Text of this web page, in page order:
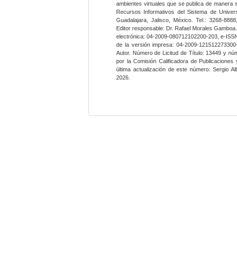
ambientes virtuales que se publica de
Recursos Informativos del Sistema de
Guadalajara, Jalisco, México. Tel.: 3268-
Editor responsable: Dr. Rafael Morales
electrónica: 04-2009-080712102200-203, e-
de la versión impresa: 04-2009-
Autor. Número de Licitud de Título: 13449 y
por la Comisión Calificadora de
última actualización de este número: Sergio
2026.